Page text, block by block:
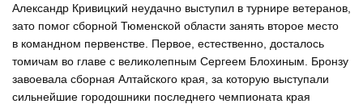
Александр Кривицкий неудачно выступил в турнире ветеранов,
зато помог сборной Тюменской области занять второе место
в командном первенстве. Первое, естественно, досталось
томичам во главе с великолепным Сергеем Блохиным. Бронзу
завоевала сборная Алтайского края, за которую выступали
сильнейшие городошники последнего чемпионата края